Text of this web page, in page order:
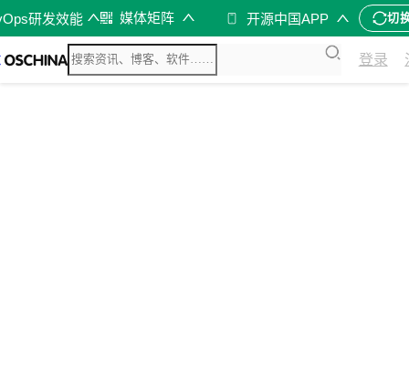
研发效能 媒体矩阵 开源中国APP 切
登录